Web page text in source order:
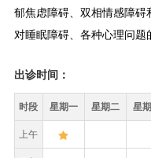
郁焦虑障碍、 双相情感障碍
对睡眠障碍、各种心理问题
出诊时间：
时段 星期一 星期二 星
上午